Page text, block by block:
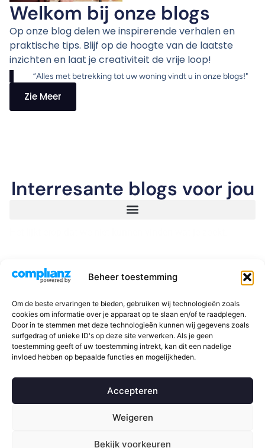
Beheer toestemming
Om de beste ervaringen te bieden, gebruiken wij technologieën zoals
cookies om informatie over je apparaat op te slaan en/of te raadplegen.
Door in te stemmen met deze technologieën kunnen wij gegevens zoals
surfgedrag of unieke ID's op deze site verwerken. Als je geen
toestemming geeft of uw toestemming intrekt, kan dit een nadelige
invloed hebben op bepaalde functies en mogelijkheden.
Accepteren
Weigeren
Bekijk voorkeuren
Welkom bij onze blogs
Op onze blog delen we inspirerende verhalen en
praktische tips. Blijf op de hoogte van de laatste
inzichten en laat je creativiteit de vrije loop!
“Alles met betrekking tot uw woning vindt u in onze blogs!"
Zie Meer
Interresante blogs voor jou
© 2026 Slimme opladers | Alle rechten voorbehouden aan
Slimme opladers
Algemene Voorwaarden – Privacybeleid –D-Fokker
Navigeren